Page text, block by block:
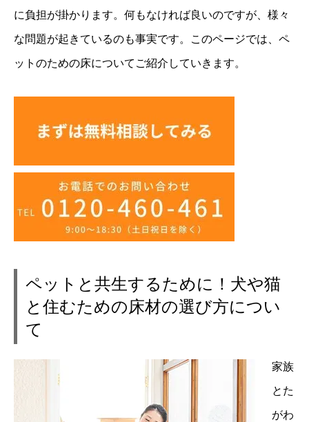
に負担が掛かります。何もなければ良いのですが、様々
な問題が起きているのも事実です。このページでは、ペ
ットのための床についてご紹介していきます。
ペットと共生するために！犬や猫
と住むための床材の選び方につい
て
家族
とた
がわ